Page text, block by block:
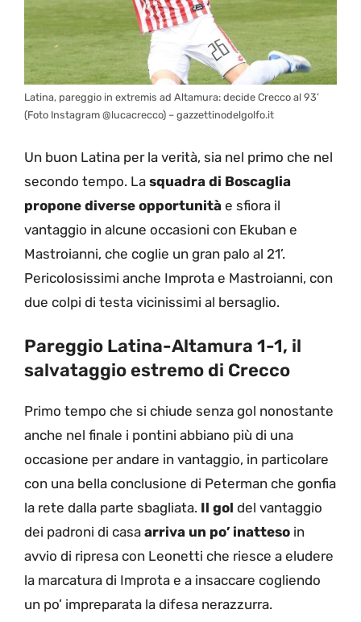
Latina, pareggio in extremis ad Altamura: decide Crecco al 93’
(Foto Instagram @lucacrecco) – gazzettinodelgolfo.it
Un buon Latina per la verità, sia nel primo che nel
secondo tempo. La squadra di Boscaglia
propone diverse opportunità e sfiora il
vantaggio in alcune occasioni con Ekuban e
Mastroianni, che coglie un gran palo al 21’.
Pericolosissimi anche Improta e Mastroianni, con
due colpi di testa vicinissimi al bersaglio.
Pareggio Latina-Altamura 1-1, il
salvataggio estremo di Crecco
Primo tempo che si chiude senza gol nonostante
anche nel finale i pontini abbiano più di una
occasione per andare in vantaggio, in particolare
con una bella conclusione di Peterman che gonfia
la rete dalla parte sbagliata. Il gol del vantaggio
dei padroni di casa arriva un po’ inatteso in
avvio di ripresa con Leonetti che riesce a eludere
la marcatura di Improta e a insaccare cogliendo
un po’ impreparata la difesa nerazzurra.